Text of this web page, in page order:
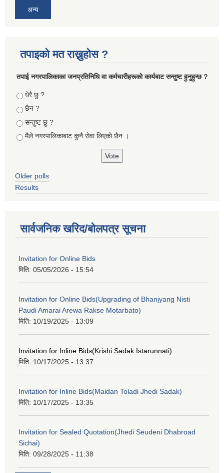
अन्य
तपाइको मत राख्नुहोस ?
तपा‌ई नगरपालिकाका जनप्रतिनिधि वा कर्मचारीहरूकाे कार्यबाट सन्तुष्ट हुनुहुन्छ ?
Choices
धेरै छु ?
छैन ?
सन्तुष्ट छु ?
मैले नगरपालिकाबाट कुनै सेवा लिएकाे छैन ।
Older polls
Results
सार्वजनिक खरिद/बोलपत्र सूचना
Invitation for Online Bids
मिति: 05/05/2026 - 15:54
Invitation for Online Bids(Upgrading of Bhanjyang Nisti
Paudi Amarai Arewa Rakse Motarbato)
मिति: 10/19/2025 - 13:09
Invitation for Inline Bids(Krishi Sadak Istarunnati)
मिति: 10/17/2025 - 13:37
Invitation for Inline Bids(Maidan Toladi Jhedi Sadak)
मिति: 10/17/2025 - 13:35
Invitation for Sealed Quotation(Jhedi Seudeni Dhabroad
Sichai)
मिति: 09/28/2025 - 11:38